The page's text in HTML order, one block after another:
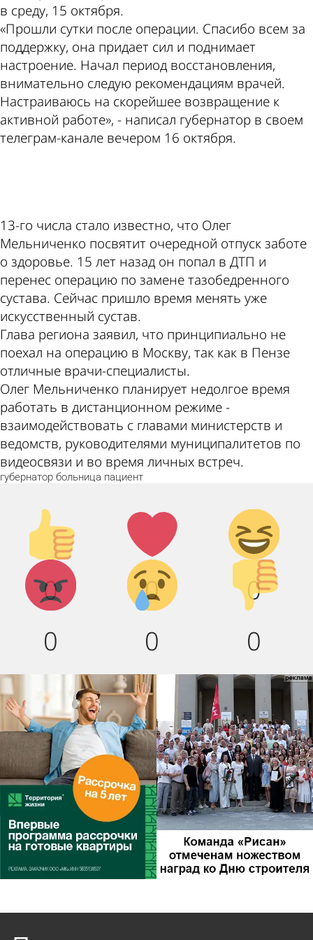
в среду, 15 октября.
«Прошли сутки после операции. Спасибо всем за
поддержку, она придает сил и поднимает
настроение. Начал период восстановления,
внимательно следую рекомендациям врачей.
Настраиваюсь на скорейшее возвращение к
активной работе», - написал губернатор в своем
телеграм-канале вечером 16 октября.
13-го числа стало известно, что Олег
Мельниченко посвятит очередной отпуск заботе
о здоровье. 15 лет назад он попал в ДТП и
перенес операцию по замене тазобедренного
сустава. Сейчас пришло время менять уже
искусственный сустав.
Глава региона заявил, что принципиально не
поехал на операцию в Москву, так как в Пензе
отличные врачи-специалисты.
Олег Мельниченко планирует недолгое время
работать в дистанционном режиме -
взаимодействовать с главами министерств и
ведомств, руководителями муниципалитетов по
видеосвязи и во время личных встреч.
губернатор больница пациент
Палец
вверх!
0
Лайк!
0
Дикий
смех!
0
Агрессия!
0
Грусть :
(
0
Палец
вниз!
0